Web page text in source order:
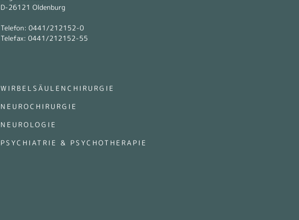
D-26121 Oldenburg
Telefon: 0441/212152-0
Telefax: 0441/212152-55
WIRBELSÄULENCHIRURGIE
NEUROCHIRURGIE
NEUROLOGIE
PSYCHIATRIE & PSYCHOTHERAPIE